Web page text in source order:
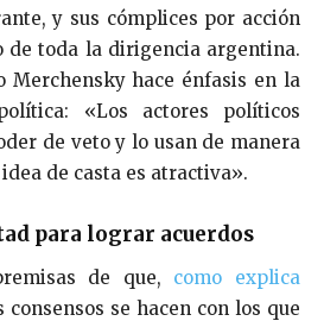
y sus cómplices por acción
de toda la dirigencia argentina.
Merchensky hace énfasis en la
«Los actores políticos
de veto y lo usan de manera
de casta es atractiva».
para lograr acuerdos
de que, como explica
consensos se hacen con los que